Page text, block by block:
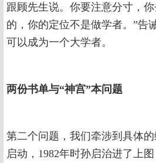
跟顾先生说。你要注意分寸，
的，你的定位不是做学者。”告
可以成为一个大学者。
两份书单与“神宫”本问题
第二个问题，我们牵涉到具体
启动，1982年时孙启治进了上